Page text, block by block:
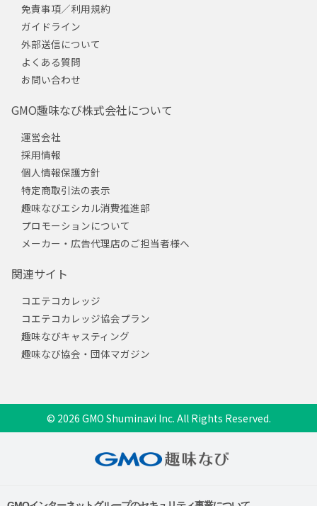
免責事項／利用規約
ガイドライン
外部送信について
よくある質問
お問い合わせ
GMO趣味なび株式会社について
運営会社
採用情報
個人情報保護方針
特定商取引法の表示
趣味なびエシカル消費推進部
プロモーションについて
メーカー・広告代理店のご担当者様へ
関連サイト
コエテコカレッジ
コエテコカレッジ協会プラン
趣味なびキャスティング
趣味なび協会・団体マガジン
© 2026 GMO Shuminavi Inc. All Rights Reserved.